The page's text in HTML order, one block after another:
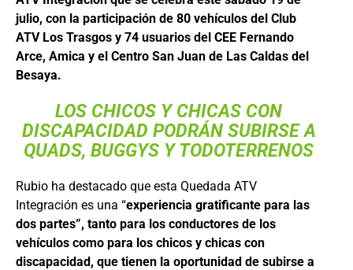
julio, con la participación de 80 vehículos del Club
ATV Los Trasgos y 74 usuarios del CEE Fernando
Arce, Amica y el Centro San Juan de Las Caldas del
Besaya.
LOS CHICOS Y CHICAS CON
DISCAPACIDAD PODRÁN SUBIRSE A
QUADS, BUGGYS Y TODOTERRENOS
Rubio ha destacado que esta Quedada ATV
Integración es una “experiencia gratificante para las
dos partes”, tanto para los conductores de los
vehículos como para los chicos y chicas con
discapacidad, que tienen la oportunidad de subirse a